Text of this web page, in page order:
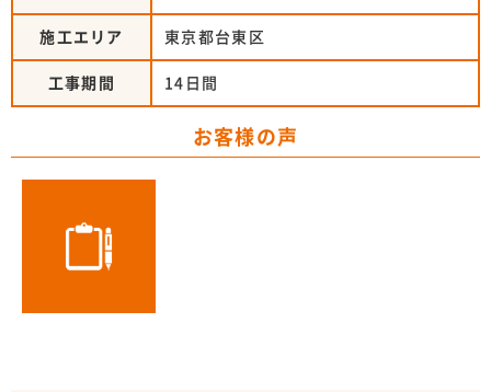
施工エリア 東京都台東区
工事期間 14日間
お客様の声